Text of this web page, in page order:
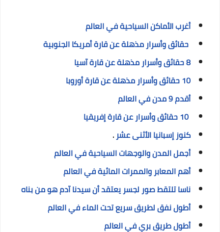
أغرب الأماكن السياحية في العالم
حقائق وأسرار مذهلة عن قارة أمريكا الجنوبية
8 حقائق وأسرار مذهلة عن قارة آسيا
10 حقائق وأسرار مذهلة عن قارة أوروبا
أقدم 9 مدن في العالم
10 حقائق وأسرار عن قارة إفريقيا
كنوز إسبانيا الأثنى عشر.
أجمل المدن والوجهات السياحية في العالم
أهم المعابر والممرات المائية في العالم
ناسا تلتقط صور لجسر يعتقد أن سيدنا آدم هو من بناه
أطول نفق لطريق سريع تحت الماء في العالم
أطول طريق بري في العالم